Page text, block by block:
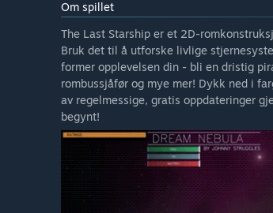
Om spillet
The Last Starship er et 2D-
Bruk det til å utforske livlige
former opplevelsen din - bli en dristig
rombussjåfør og mye mer! Dykk ned i
av regelmessige, gratis oppdateringer
begynt!